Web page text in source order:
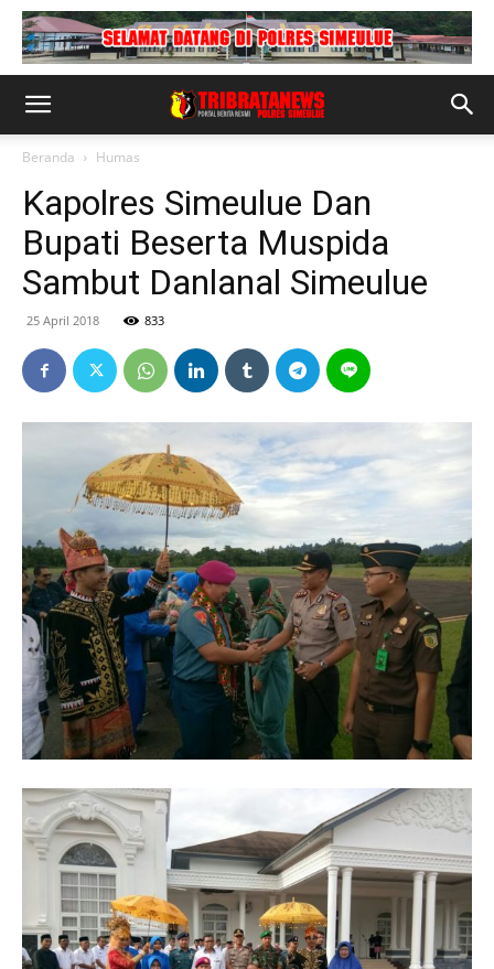
Beranda Humas
Kapolres Simeulue Dan
Bupati Beserta Muspida
Sambut Danlanal Simeulue
25 April 2018 833